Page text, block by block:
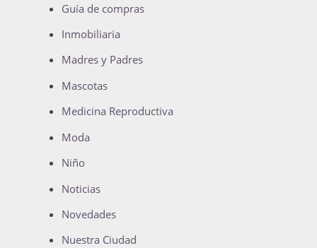
Guía de compras
Inmobiliaria
Madres y Padres
Mascotas
Medicina Reproductiva
Moda
Niño
Noticias
Novedades
Nuestra Ciudad